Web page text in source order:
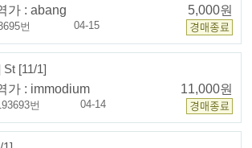
가 :abang 5,000원
번 04-15
[11/1]
가 : immodium 11,000원
번 04-14